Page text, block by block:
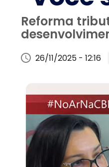
Reforma
26/11/2025 - 12:16